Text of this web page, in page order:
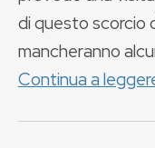
di questo scorcio
mancheranno
Continua a